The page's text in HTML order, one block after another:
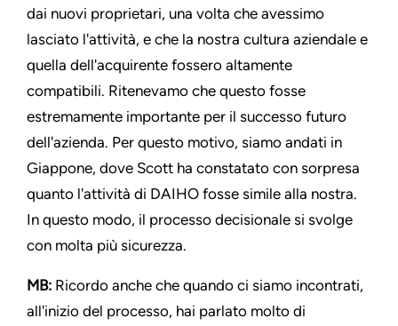
dai nuovi proprietari, una volta che avessimo
lasciato l'attività, e che la nostra cultura aziendale e
quella dell'acquirente fossero altamente
compatibili. Ritenevamo che questo fosse
estremamente importante per il successo futuro
dell'azienda. Per questo motivo, siamo andati in
Giappone, dove Scott ha constatato con sorpresa
quanto l'attività di DAIHO fosse simile alla nostra.
In questo modo, il processo decisionale si svolge
con molta più sicurezza.
MB: Ricordo anche che quando ci siamo incontrati,
all'inizio del processo, hai parlato molto di